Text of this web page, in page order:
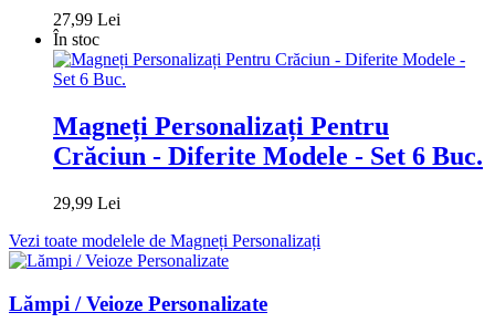
27,99 Lei
În stoc
Magneți Personalizați Pentru
Crăciun - Diferite Modele - Set 6 Buc.
29,99 Lei
Vezi toate modelele de Magneți Personalizați
Lămpi / Veioze Personalizate